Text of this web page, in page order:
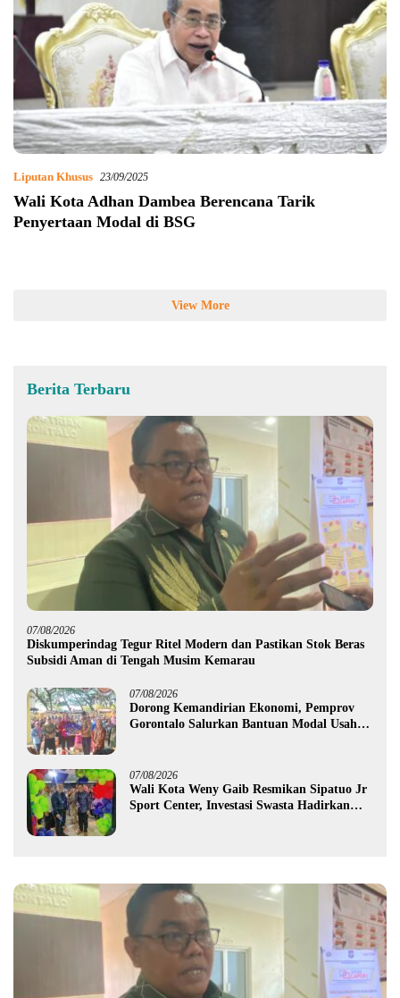
Liputan Khusus 23/09/2025
Wali Kota Adhan Dambea Berencana Tarik
Penyertaan Modal di BSG
View More
Berita Terbaru
07/08/2026
Diskumperindag Tegur Ritel Modern dan Pastikan Stok Beras
Subsidi Aman di Tengah Musim Kemarau
07/08/2026
Dorong Kemandirian Ekonomi, Pemprov
Gorontalo Salurkan Bantuan Modal Usaha
07/08/2026
Wali Kota Weny Gaib Resmikan Sipatuo Jr
Sport Center, Investasi Swasta Hadirkan